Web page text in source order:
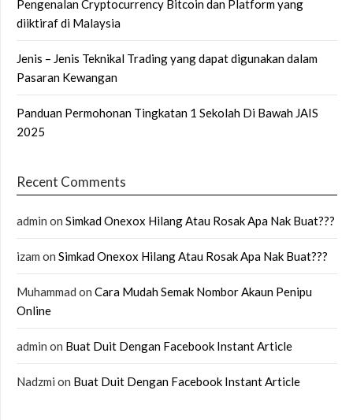
Pengenalan Cryptocurrency Bitcoin dan Platform yang
diiktiraf di Malaysia
Jenis – Jenis Teknikal Trading yang dapat digunakan dalam
Pasaran Kewangan
Panduan Permohonan Tingkatan 1 Sekolah Di Bawah JAIS
2025
Recent Comments
admin on Simkad Onexox Hilang Atau Rosak Apa Nak Buat???
izam on Simkad Onexox Hilang Atau Rosak Apa Nak Buat???
Muhammad on Cara Mudah Semak Nombor Akaun Penipu
Online
admin on Buat Duit Dengan Facebook Instant Article
Nadzmi on Buat Duit Dengan Facebook Instant Article